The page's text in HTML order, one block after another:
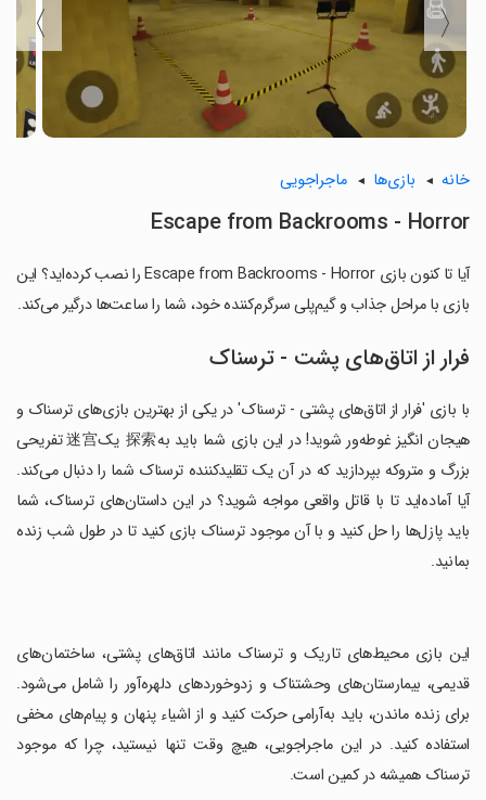
〈
〉
خانه بازی‌ها ماجراجویی
Escape from Backrooms - Horror
آیا تا کنون بازی Escape from Backrooms - Horror را نصب کرده‌اید؟ این
بازی با مراحل جذاب و گیم‌پلی سرگرم‌کننده خود، شما را ساعت‌ها درگیر می‌کند.
فرار از اتاق‌های پشت - ترسناک
با بازی 'فرار از اتاق‌های پشتی - ترسناک' در یکی از بهترین بازی‌های ترسناک و
هیجان انگیز غوطه‌ور شوید! در این بازی شما باید به探索 یک迷宫 تفریحی
بزرگ و متروکه بپردازید که در آن یک تقلیدکننده ترسناک شما را دنبال می‌کند.
آیا آماده‌اید تا با قاتل واقعی مواجه شوید؟ در این داستان‌های ترسناک، شما
باید پازل‌ها را حل کنید و با آن موجود ترسناک بازی کنید تا در طول شب زنده
بمانید.
‏این بازی محیط‌های تاریک و ترسناک مانند اتاق‌های پشتی، ساختمان‌های
قدیمی، بیمارستان‌های وحشتناک و زدوخوردهای دلهره‌آور را شامل می‌شود.
برای زنده ماندن، باید به‌آرامی حرکت کنید و از اشیاء پنهان و پیام‌های مخفی
استفاده کنید. در این ماجراجویی، هیچ وقت تنها نیستید، چرا که موجود
ترسناک همیشه در کمین است.